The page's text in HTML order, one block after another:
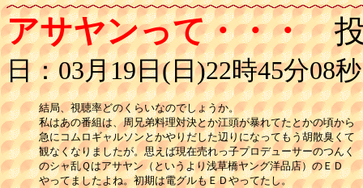
アサヤンって・・・投
日：03月19日(日)22時45分08秒
結局、視聴率どのくらいなのでしょうか。
私はあの番組は、周兄弟料理対決とか江頭が暴れてたとかの頃から
急にコムロギャルソンとかやりだした辺りになってもう胡散臭くて
観なくなりましたが。思えば現在売れっ子プロデューサーのつんく
のシャ乱Ｑはアサヤン（というより浅草橋ヤング洋品店）のＥＤ
やってましたよね。初期は電グルもＥＤやってたし。